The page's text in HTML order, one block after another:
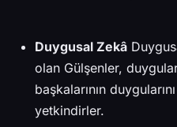
Duygusal Zekâ
olan Gülşenler,
başkalarının
yetkindirler.